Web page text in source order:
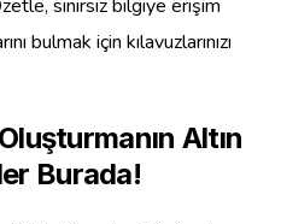
sınırsız bilgiye erişim
bulmak için kılavuzlarınızı
Altın
Burada!